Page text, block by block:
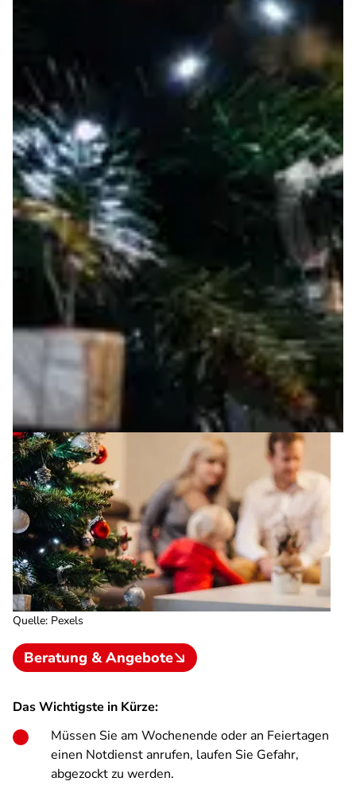
Quelle: Pexels
Beratung & Angebote
Das Wichtigste in Kürze:
Müssen Sie am Wochenende oder an Feiertagen
einen Notdienst anrufen, laufen Sie Gefahr,
abgezockt zu werden.